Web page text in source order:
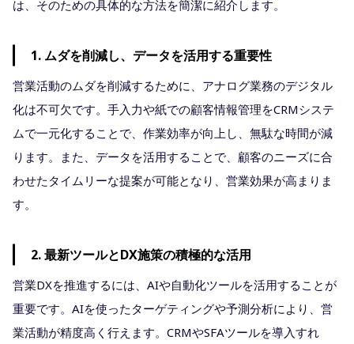
は、そのための具体的な方法を簡潔に紹介します。
1. ムダを削減し、データを活用する重要性
営業活動のムダを削減するために、アナログ業務のデジタル
化は不可欠です。手入力や紙での顧客情報管理をCRMシステ
ムで一元化することで、作業効率が向上し、無駄な時間が減
ります。また、データを活用することで、顧客のニーズに合
わせたタイムリーな提案が可能となり、営業効果が高まりま
す。
2. 最新ツールとDX施策の積極的な活用
営業DXを推進するには、AIや自動化ツールを活用することが
重要です。AIを使ったターゲティングや予測分析により、営
業活動が精度高く行えます。CRMやSFAツールを導入すれ